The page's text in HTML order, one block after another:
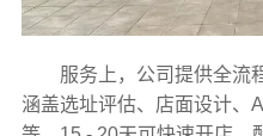
服务上，公司提供全流
涵盖选址评估、店面设计、